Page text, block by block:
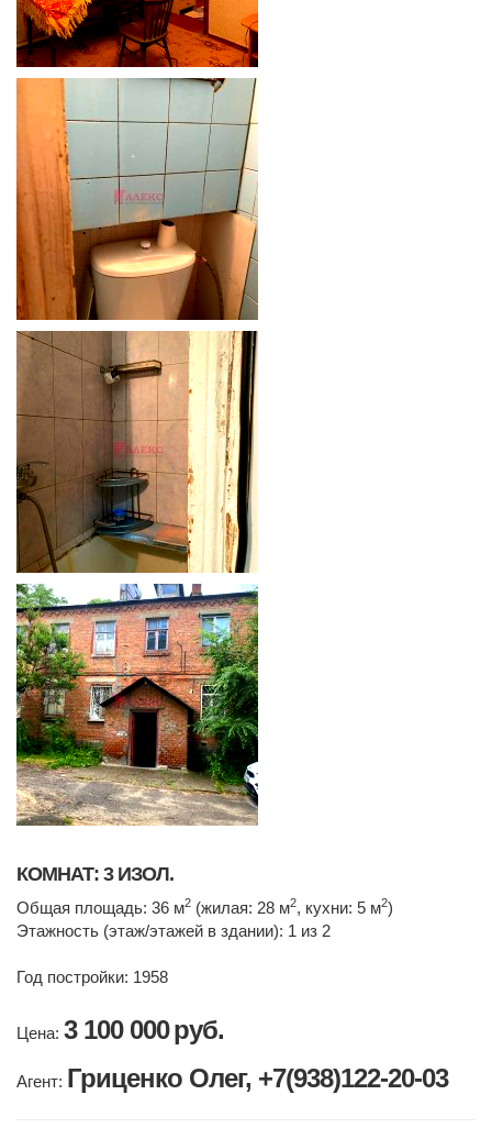
КОМНАТ: 3 ИЗОЛ.
Общая площадь: 36 м2 (жилая: 28 м2, кухни: 5 м2)
Этажность (этаж/этажей в здании): 1 из 2
Год постройки: 1958
Цена: 3 100 000руб.
Агент: Гриценко Олег, +7(938)122-20-03